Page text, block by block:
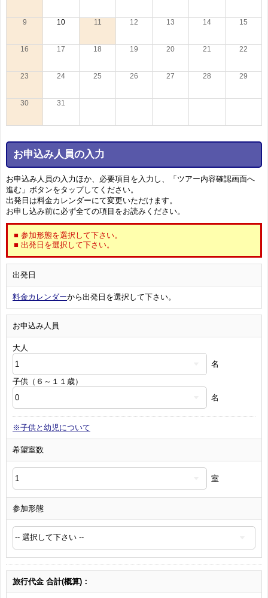
9 10 11 12 13 14 15
16 17 18 19 20 21 22
23 24 25 26 27 28 29
30 31
お申込み人員の入力
お申込み人員の入力ほか、必要項目を入力し、「ツアー内容確認画面へ
進む」ボタンをタップしてください。
出発日は料金カレンダーにて変更いただけます。
お申し込み前に必ず全ての項目をお読みください。
■ 参加形態を選択して下さい。
■ 出発日を選択して下さい。
出発日
料金カレンダーから出発日を選択して下さい。
お申込み人員
大人
名
子供（６～１１歳）
名
※子供と幼児について
希望室数
室
参加形態
旅行代金 合計(概算)：